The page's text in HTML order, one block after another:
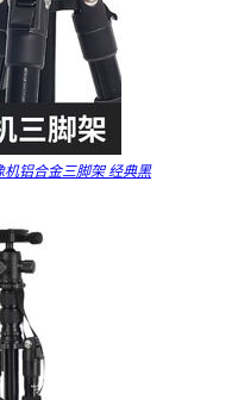
铝合金三脚架 经典黑